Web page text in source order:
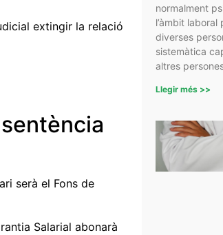
extingir la relació
serà el Fons de
Salarial abonarà
normalment
l’àmbit laboral
diverses
sistemàtica
altres
Llegir més >>